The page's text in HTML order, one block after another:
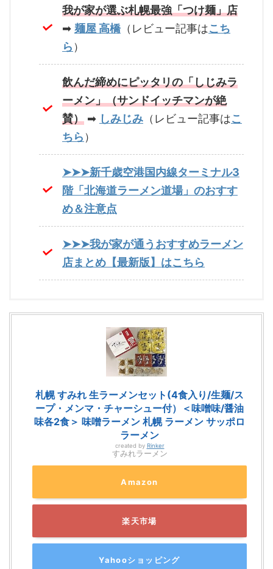
我が家が選ぶ札幌最強「つけ麺」店
➡ 麺屋 高橋（レビュー記事はこち
ら ）
飲んだ締めにピッタリの「しじみラ
ーメン」（サンドイッチマンが絶
賛） ➡ しみじみ （レビュー記事はこ
ちら ）
➤➤➤新千歳空港国内線ターミナル3
階「北海道ラーメン道場」のおすす
め＆注意点
➤➤➤我が家が通うおすすめラーメン
店まとめ【最新版】はこちら
札幌 すみれ 生ラーメンセット(4食入り/生麺/ス
ープ・メンマ・チャーシュー付）＜味噌味/醤油
味各2食＞ 味噌ラーメン 札幌 ラーメン サッポロ
ラーメン
created by Rinker
すみれラーメン
Amazon
楽天市場
Yahooショッピング